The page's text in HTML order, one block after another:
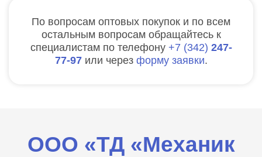
По вопросам оптовых покупок и по всем
остальным вопросам обращайтесь к
специалистам по телефону
7 342 247-
77-97 или через форму заявки.
ООО «ТД «Механик